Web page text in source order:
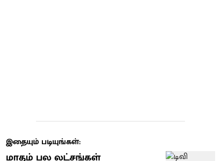
இதையும் படியுங்கள்:
மாதம் பல லட்சங்கள்